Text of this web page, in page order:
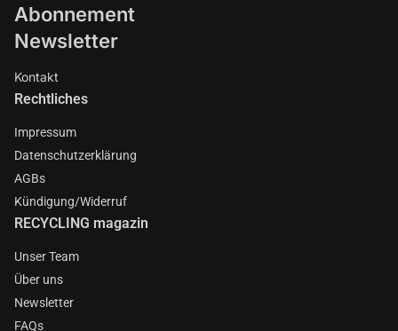
Abonnement
Newsletter
Kontakt
Rechtliches
Impressum
Datenschutzerklärung
AGBs
Kündigung/Widerruf
RECYCLING magazin
Unser Team
Über uns
Newsletter
FAQs